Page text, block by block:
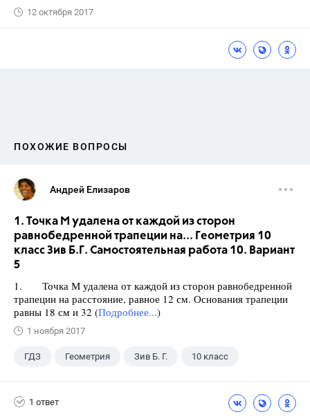
12 октября 2017
ПОХОЖИЕ ВОПРОСЫ
Андрей Елизаров
1. Точка М удалена от каждой из сторон
равнобедренной трапеции на... Геометрия 10
класс Зив Б.Г. Самостоятельная работа 10. Вариант
5
1. Точка М удалена от каждой из сторон равнобедренной
трапеции на расстояние, равное 12 см. Основания трапеции
равны 18 см и 32 (Подробнее...)
1 ноября 2017
ГДЗ Геометрия Зив Б. Г. 10 класс
1 ответ